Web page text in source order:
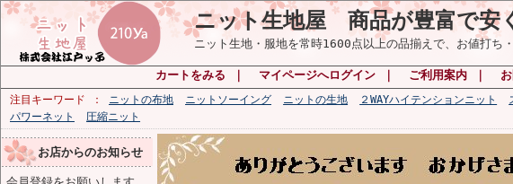
ニット生地屋 商品が豊富で安
ニット生地・服地を常時1600点以上の品揃えで、お値打ち
カートをみる マイページへログイン ご利用案内
注目キーワード ニットの布地 ニットソーイング ニットの生地 ２WAYハイテンションニット
パワーネット
圧縮ニット
お店からのお知らせ